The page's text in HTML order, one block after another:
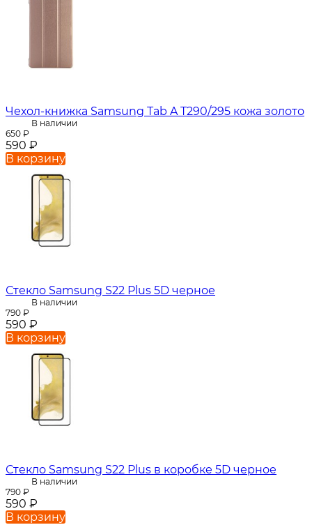
Чехол-книжка Samsung Tab A T290/295 кожа золото
В наличии
650 ₽
590 ₽
В корзину
Стекло Samsung S22 Plus 5D черное
В наличии
790 ₽
590 ₽
В корзину
Стекло Samsung S22 Plus в коробке 5D черное
В наличии
790 ₽
590 ₽
В корзину